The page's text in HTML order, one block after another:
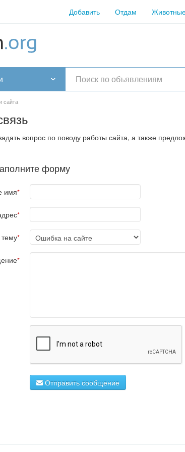
Добавить Отдам
сайта
вопрос по поводу работы сайта, а также
форму
имя*
*
*
*
Отправить сообщение